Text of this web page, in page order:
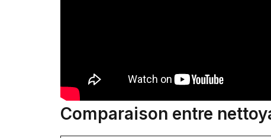
Comparaison entre